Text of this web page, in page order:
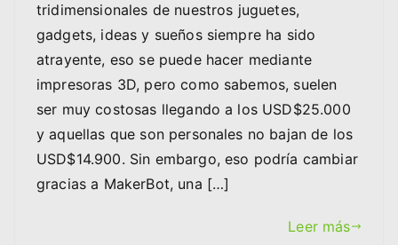
tridimensionales de nuestros juguetes,
gadgets, ideas y sueños siempre ha sido
atrayente, eso se puede hacer mediante
impresoras 3D, pero como sabemos, suelen
ser muy costosas llegando a los USD$25.000
y aquellas que son personales no bajan de los
USD$14.900. Sin embargo, eso podría cambiar
gracias a MakerBot, una […]
Leer más